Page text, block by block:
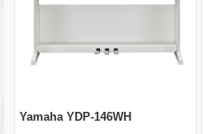
Yamaha YDP-146WH